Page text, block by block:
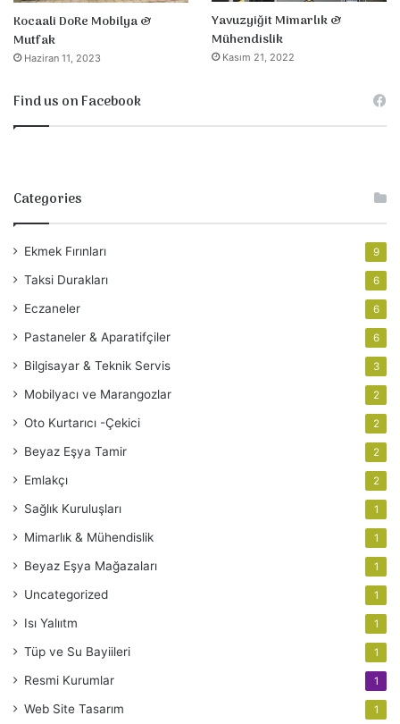
Kocaali DoRe Mobilya &
Mutfak
Haziran 11, 2023
Yavuzyiğit Mimarlık &
Mühendislik
Kasım 21, 2022
Find us on Facebook
Categories
Ekmek Fırınları 9
Taksi Durakları 6
Eczaneler 6
Pastaneler & Aparatifçiler 6
Bilgisayar & Teknik Servis 3
Mobilyacı ve Marangozlar 2
Oto Kurtarıcı -Çekici 2
Beyaz Eşya Tamir 2
Emlakçı 2
Sağlık Kuruluşları 1
Mimarlık & Mühendislik 1
Beyaz Eşya Mağazaları 1
Uncategorized 1
Isı Yalııtm 1
Tüp ve Su Bayiileri 1
Resmi Kurumlar 1
Web Site Tasarım 1